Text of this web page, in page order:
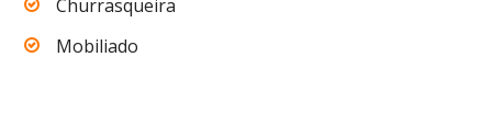
Churrasqueira
Mobiliado